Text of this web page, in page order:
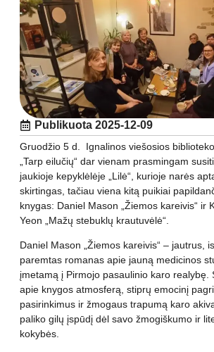
Publikuota 2025-12-09
Gruodžio 5 d. Ignalinos viešosios
„Tarp eilučių“ dar vienam prasmingam
jaukioje kepyklėlėje „Lilė“, kurioje narės
skirtingas, tačiau viena kitą puikiai
knygas: Daniel Mason „Žiemos kareivis“ ir
Yeon „Mažų stebuklų krautuvėlė“.
Daniel Mason „Žiemos kareivis“ – jautrus,
paremtas romanas apie jauną medicinos
įmetamą į Pirmojo pasaulinio karo realybę.
apie knygos atmosferą, stiprų emocinį
pasirinkimus ir žmogaus trapumą karo
paliko gilų įspūdį dėl savo žmogiškumo ir
kokybės.